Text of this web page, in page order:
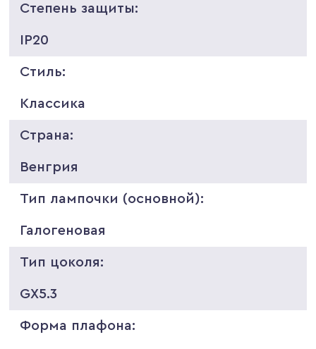
Степень защиты:
IP20
Стиль:
Классика
Страна:
Венгрия
Тип лампочки (основной):
Галогеновая
Тип цоколя:
GX5.3
Форма плафона: